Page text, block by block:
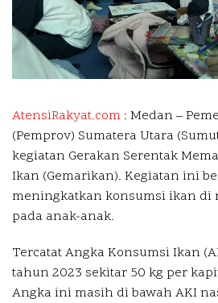
AtensiRakyat.com : Medan –
(Pemprov) Sumatera Utara
kegiatan Gerakan Serentak
Ikan (Gemarikan). Kegiatan ini
meningkatkan konsumsi ikan di
pada anak-anak.
Tercatat Angka Konsumsi Ikan
tahun 2023 sekitar 50 kg per
Angka ini masih di bawah AKI